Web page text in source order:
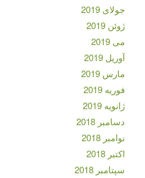
جولای 2019
ژوئن 2019
می 2019
آوریل 2019
مارس 2019
فوریه 2019
ژانویه 2019
دسامبر 2018
نوامبر 2018
اکتبر 2018
سپتامبر 2018